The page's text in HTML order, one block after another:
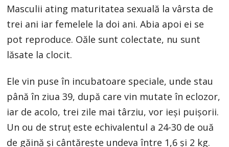
Masculii ating maturitatea sexuală la vârsta de
trei ani iar femelele la doi ani. Abia apoi ei se
pot reproduce. Oăle sunt colectate, nu sunt
lăsate la clocit.
Ele vin puse în incubatoare speciale, unde stau
până în ziua 39, după care vin mutate în eclozor,
iar de acolo, trei zile mai târziu, vor ieşi puişorii.
Un ou de struţ este echivalentul a 24-30 de ouă
de găină şi cântăreşte undeva între 1,6 şi 2 kg.